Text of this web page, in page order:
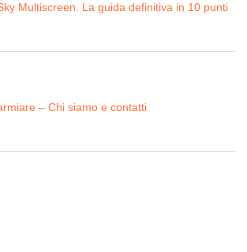
Multiscreen. La guida definitiva in 10 punti
– Chi siamo e contatti